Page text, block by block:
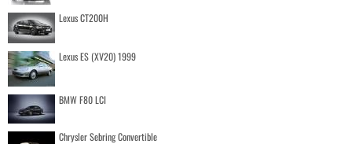
Lexus CT200H
Lexus ES (XV20) 1999
BMW F80 LCI
Chrysler Sebring Convertible